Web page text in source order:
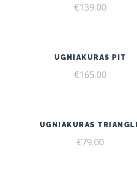
€139.00
UGNIAKURAS PIT
€165.00
UGNIAKURAS
€79.00